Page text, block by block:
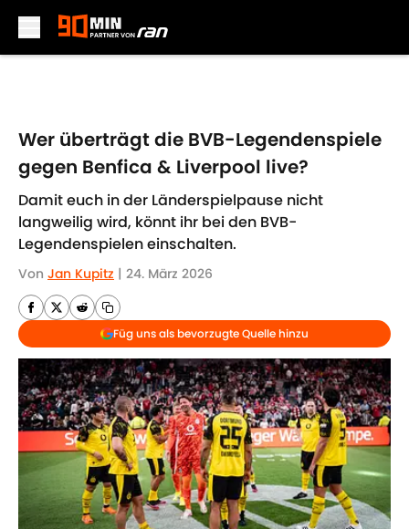
Wer überträgt die BVB-Legendenspiele
gegen Benfica & Liverpool live?
Damit euch in der Länderspielpause nicht
langweilig wird, könnt ihr bei den BVB-
Legendenspielen einschalten.
Von Jan Kupitz | 24. März 2026
Füg uns als bevorzugte Quelle hinzu